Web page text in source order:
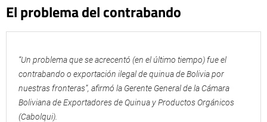
El problema del contrabando
“Un problema que se acrecentó (en el último tiempo) fue el
contrabando o exportación ilegal de quinua de Bolivia por
nuestras fronteras”, afirmó la Gerente General de la Cámara
Boliviana de Exportadores de Quinua y Productos Orgánicos
(Cabolqui).